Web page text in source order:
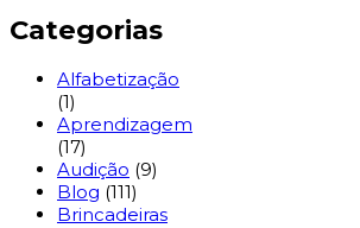
Categorias
Alfabetização
(1)
Aprendizagem
(17)
Audição (9)
Blog (111)
Brincadeiras